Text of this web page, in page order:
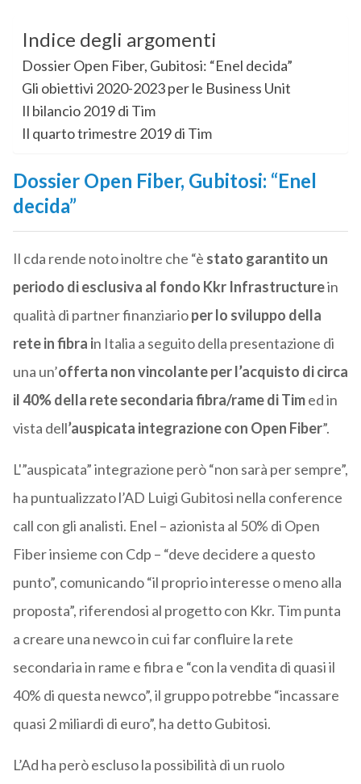
Indice degli argomenti
Dossier Open Fiber, Gubitosi: “Enel decida”
Gli obiettivi 2020-2023 per le Business Unit
Il bilancio 2019 di Tim
Il quarto trimestre 2019 di Tim
Dossier Open Fiber, Gubitosi: “Enel
decida”
Il cda rende noto inoltre che “è stato garantito un
periodo di esclusiva al fondo Kkr Infrastructurein
qualità di partner finanziarioper lo sviluppo della
rete in fibra in Italia a seguito della presentazione di
una un’offerta non vincolante per l’acquisto di circa
il 40% della rete secondaria fibra/rame di Timed in
vista dell’auspicata integrazione con Open Fiber”.
L'”auspicata” integrazione però “non sarà per sempre”,
ha puntualizzato l’AD Luigi Gubitosi nella conference
call con gli analisti. Enel – azionista al 50% di Open
Fiber insieme con Cdp – “deve decidere a questo
punto”, comunicando “il proprio interesse o meno alla
proposta”, riferendosi al progetto con Kkr. Tim punta
a creare una newco in cui far confluire la rete
secondaria in rame e fibra e “con la vendita di quasi il
40% di questa newco”, il gruppo potrebbe “incassare
quasi 2 miliardi di euro”, ha detto Gubitosi.
L’Ad ha però escluso la possibilità di un ruolo